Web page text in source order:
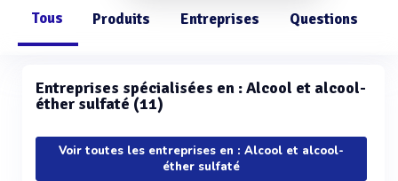
Tous Produits Entreprises Questions
Entreprises spécialisées en : Alcool et alcool-
éther sulfaté (11)
Voir toutes les entreprises en : Alcool et alcool-
éther sulfaté